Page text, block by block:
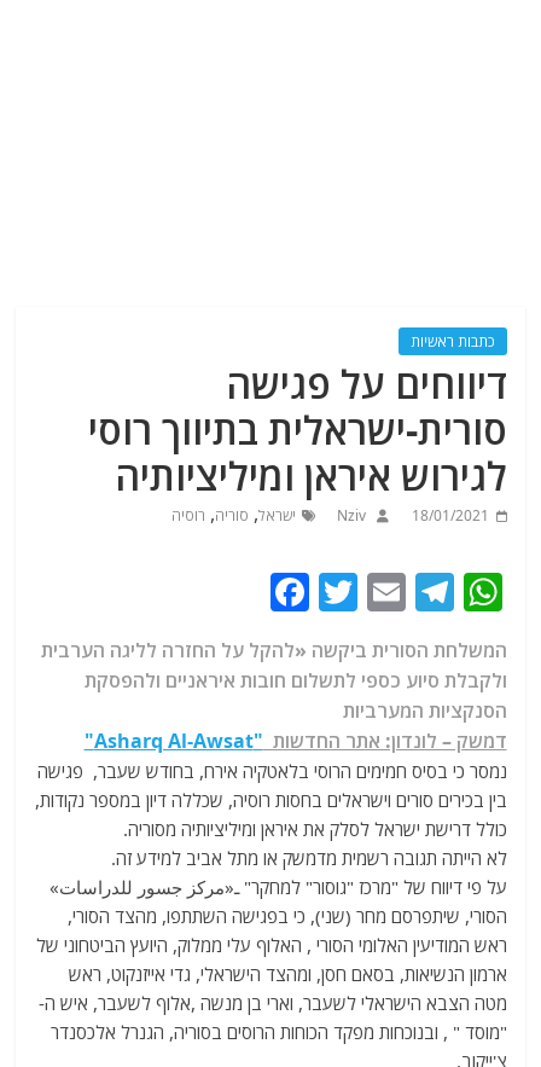
כתבות ראשיות
דיווחים על פגישה
סורית-ישראלית בתיווך רוסי
לגירוש איראן ומיליציותיה
18/01/2021
Nziv ישראל, סוריה, רוסיה
W
h
at
s
A
p
p
T
e
g
ra
m
E
ai
l
T
itt
a
c
b
o
o
k
המשלחת הסורית ביקשה «להקל על החזרה לליגה הערבית
ולקבלת סיוע כספי לתשלום חובות איראניים ולהפסקת
הסנקציות המערביות
דמשק – לונדון: אתר החדשות "Asharq Al-Awsat"
נמסר כי בסיס חמימים הרוסי בלאטקיה אירח, בחודש שעבר, פגישה
בין בכירים סורים וישראלים בחסות רוסיה, שכללה דיון במספר נקודות,
כולל דרישת ישראל לסלק את איראן ומיליציותיה מסוריה.
לא הייתה תגובה רשמית מדמשק או מתל אביב למידע זה.
על פי דיווח של "מרכז "גוסור" למחקר" ـ«مركز جسور للدراسات»
הסורי, שיתפרסם מחר (שני), כי בפגישה השתתפו, מהצד הסורי,
ראש המודיעין האלומי הסורי , האלוף עלי ממלוק, היועץ הביטחוני של
ארמון הנשיאות, בסאם חסן, ומהצד הישראלי, גדי אייזנקוט, ראש
מטה הצבא הישראלי לשעבר, וארי בן מנשה ,אלוף לשעבר, איש ה-
"מוסד " , ובנוכחות מפקד הכוחות הרוסים בסוריה, הגנרל אלכסנדר
צ'ייקוב.